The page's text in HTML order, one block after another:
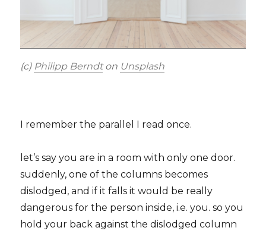
(c) Philipp Berndton Unsplash
I remember the parallel I read once.
let’s say you are in a room with only one door.
suddenly, one of the columns becomes
dislodged, and if it falls it would be really
dangerous for the person inside, i.e. you. so you
hold your back against the dislodged column